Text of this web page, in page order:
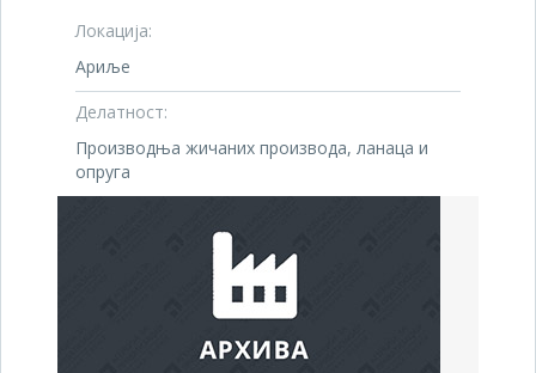
Локација:
Ариље
Делатност:
Производња жичаних производа, ланаца и
опруга